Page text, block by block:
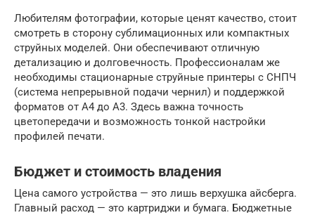
Любителям фотографии, которые ценят качество, стоит
смотреть в сторону сублимационных или компактных
струйных моделей. Они обеспечивают отличную
детализацию и долговечность. Профессионалам же
необходимы стационарные струйные принтеры с СНПЧ
(система непрерывной подачи чернил) и поддержкой
форматов от A4 до A3. Здесь важна точность
цветопередачи и возможность тонкой настройки
профилей печати.
Бюджет и стоимость владения
Цена самого устройства — это лишь верхушка айсберга.
Главный расход — это картриджи и бумага. Бюджетные